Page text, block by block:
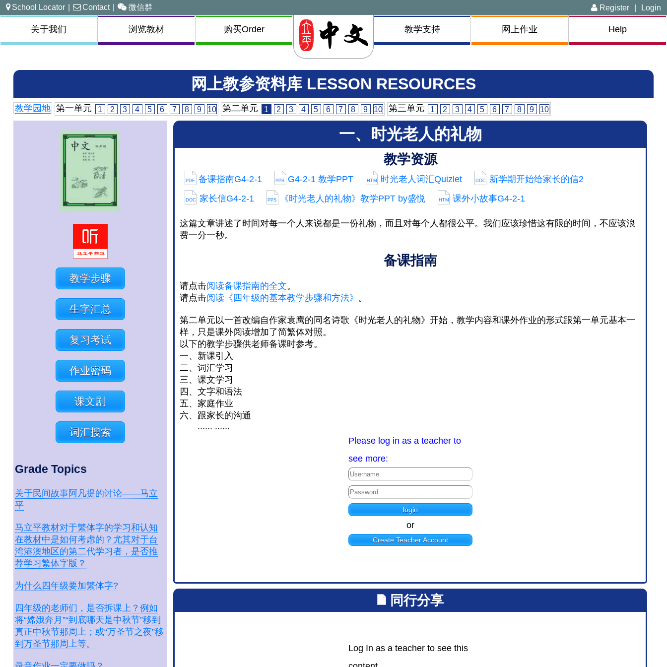
School Locator | Contact | 微信群 Register | Login
关于我们 浏览教材 购买Order 教学支持 网上作业 Help
网上教参资料库 LESSON RESOURCES
教学园地 第一单元 1 2 3 4 5 6 7 8 9 10 第二单元 1 2 3 4 5 6 7 8 9 10 第三单元 1 2 3 4 5 6 7 8 9 10
教学步骤
生字汇总
复习考试
作业密码
课文剧
词汇搜索
Grade Topics
关于民间故事阿凡提的讨论——马立
平
马立平教材对于繁体字的学习和认知
在教材中是如何考虑的？尤其对于台
湾港澳地区的第二代学习者，是否推
荐学习繁体字版？
为什么四年级要加繁体字?
四年级的老师们，是否拆课上？例如
将“嫦娥奔月”“到底哪天是中秋节”移到
真正中秋节那周上；或“万圣节之夜”移
到万圣节那周上等。
一、时光老人的礼物
教学资源
PDF 备课指南G4-2-1 PPS G4-2-1 教学PPT HTM 时光老人词汇Quizlet DOC 新学期开始给家长的信2
DOC 家长信G4-2-1 PPS 《时光老人的礼物》教学PPT by盛悦 HTM 课外小故事G4-2-1
这篇文章讲述了时间对每一个人来说都是一份礼物，而且对每个人都很公平。我们应该珍惜这有限的时间，不应该浪
费一分一秒。
备课指南
请点击阅读备课指南的全文。
请点击阅读《四年级的基本教学步骤和方法》 。
第二单元以一首改编自作家袁鹰的同名诗歌《时光老人的礼物》开始，教学内容和课外作业的形式跟第一单元基本一
样，只是课外阅读增加了简繁体对照。
以下的教学步骤供老师备课时参考。
一、新课引入
二、词汇学习
三、课文学习
四、文字和语法
五、家庭作业
六、跟家长的沟通
...... ......
Please log in as a teacher to
see more:
or
Create Teacher Account
同行分享
Log In as a teacher to see this